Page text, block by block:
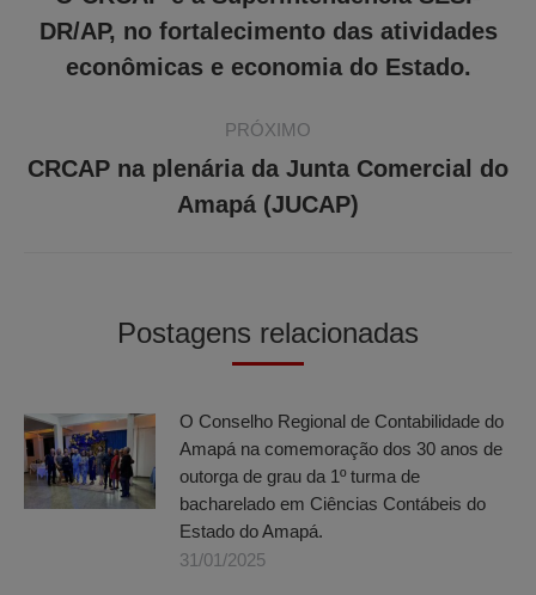
post:
Post
anterior:
DR/AP, no fortalecimento das atividades
econômicas e economia do Estado.
PRÓXIMO
Próximo
post:
CRCAP na plenária da Junta Comercial do
Amapá (JUCAP)
Postagens relacionadas
O Conselho Regional de Contabilidade do
Amapá na comemoração dos 30 anos de
outorga de grau da 1º turma de
bacharelado em Ciências Contábeis do
Estado do Amapá.
31/01/2025